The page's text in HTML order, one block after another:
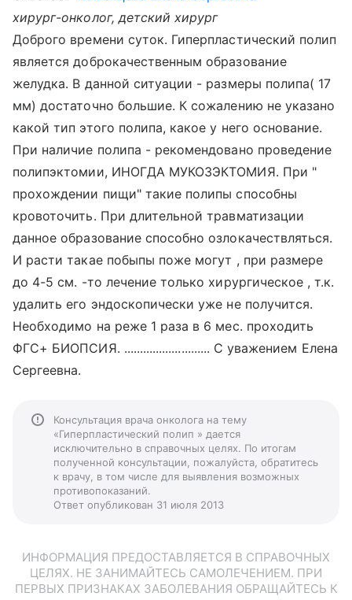
хирург-онколог, детский хирург
Доброго времени суток. Гиперпластический полип
является доброкачественным образование
желудка. В данной ситуации - размеры полипа( 17
мм) достаточно большие. К сожалению не указано
какой тип этого полипа, какое у него основание.
При наличие полипа - рекомендовано проведение
полипэктомии, ИНОГДА МУКОЗЭКТОМИЯ. При "
прохождении пищи" такие полипы способны
кровоточить. При длительной травматизации
данное образование способно озлокачествляться.
И расти такае побыпы поже могут , при размере
до 4-5 см. -то лечение только хирургическое , т.к.
удалить его эндоскопически уже не получится.
Необходимо на реже 1 раза в 6 мес. проходить
ФГС+ БИОПСИЯ. ........................... С уважением Елена
Сергеевна.
Консультация врача онколога на тему
«Гиперпластический полип » дается
исключительно в справочных целях. По итогам
полученной консультации, пожалуйста, обратитесь
к врачу, в том числе для выявления возможных
противопоказаний.
Ответ опубликован 31 июля 2013
ИНФОРМАЦИЯ ПРЕДОСТАВЛЯЕТСЯ В СПРАВОЧНЫХ
ЦЕЛЯХ. НЕ ЗАНИМАЙТЕСЬ САМОЛЕЧЕНИЕМ. ПРИ
ПЕРВЫХ ПРИЗНАКАХ ЗАБОЛЕВАНИЯ ОБРАЩАЙТЕСЬ К